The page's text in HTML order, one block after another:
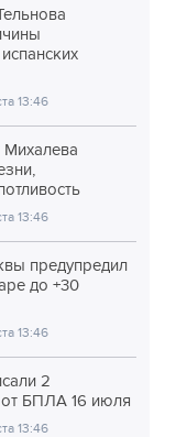
13:46
13:46
предупредил
до +30
13:46
2
БПЛА 16 июля
13:46